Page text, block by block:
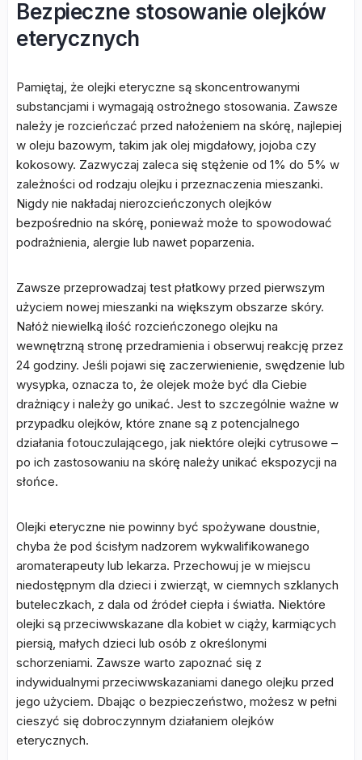
Bezpieczne stosowanie olejków
eterycznych
Pamiętaj, że olejki eteryczne są skoncentrowanymi
substancjami i wymagają ostrożnego stosowania. Zawsze
należy je rozcieńczać przed nałożeniem na skórę, najlepiej
w oleju bazowym, takim jak olej migdałowy, jojoba czy
kokosowy. Zazwyczaj zaleca się stężenie od 1% do 5% w
zależności od rodzaju olejku i przeznaczenia mieszanki.
Nigdy nie nakładaj nierozcieńczonych olejków
bezpośrednio na skórę, ponieważ może to spowodować
podrażnienia, alergie lub nawet poparzenia.
Zawsze przeprowadzaj test płatkowy przed pierwszym
użyciem nowej mieszanki na większym obszarze skóry.
Nałóż niewielką ilość rozcieńczonego olejku na
wewnętrzną stronę przedramienia i obserwuj reakcję przez
24 godziny. Jeśli pojawi się zaczerwienienie, swędzenie lub
wysypka, oznacza to, że olejek może być dla Ciebie
drażniący i należy go unikać. Jest to szczególnie ważne w
przypadku olejków, które znane są z potencjalnego
działania fotouczulającego, jak niektóre olejki cytrusowe –
po ich zastosowaniu na skórę należy unikać ekspozycji na
słońce.
Olejki eteryczne nie powinny być spożywane doustnie,
chyba że pod ścisłym nadzorem wykwalifikowanego
aromaterapeuty lub lekarza. Przechowuj je w miejscu
niedostępnym dla dzieci i zwierząt, w ciemnych szklanych
buteleczkach, z dala od źródeł ciepła i światła. Niektóre
olejki są przeciwwskazane dla kobiet w ciąży, karmiących
piersią, małych dzieci lub osób z określonymi
schorzeniami. Zawsze warto zapoznać się z
indywidualnymi przeciwwskazaniami danego olejku przed
jego użyciem. Dbając o bezpieczeństwo, możesz w pełni
cieszyć się dobroczynnym działaniem olejków
eterycznych.